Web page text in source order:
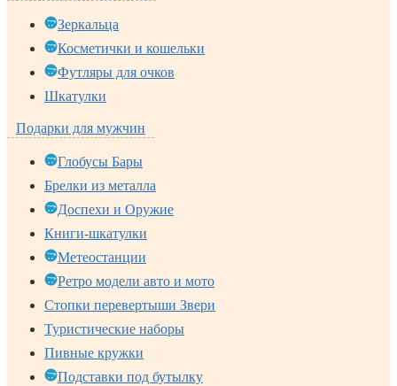
Зеркальца
Косметички и кошельки
Футляры для очков
Шкатулки
Подарки для мужчин
Глобусы Бары
Брелки из металла
Доспехи и Оружие
Книги-шкатулки
Метеостанции
Ретро модели авто и мото
Стопки перевертыши Звери
Туристические наборы
Пивные кружки
Подставки под бутылку